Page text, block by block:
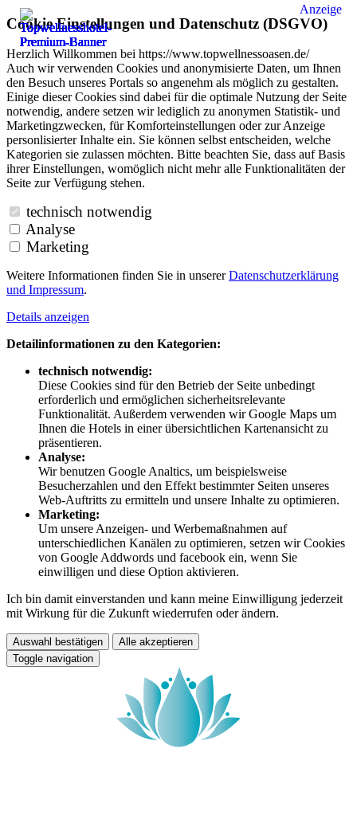
Cookie Einstellungen und Datenschutz (DSGVO)
Herzlich Willkommen bei https://www.topwellnessoasen.de/
Auch wir verwenden Cookies und anonymisierte Daten, um Ihnen
den Besuch unseres Portals so angenehm als möglich zu gestalten.
Einige dieser Cookies sind dabei für die optimale Nutzung der Seite
notwendig, andere setzen wir lediglich zu anonymen Statistik- und
Marketingzwecken, für Komforteinstellungen oder zur Anzeige
personlisierter Inhalte ein. Sie können selbst entscheiden, welche
Kategorien sie zulassen möchten. Bitte beachten Sie, dass auf Basis
ihrer Einstellungen, womöglich nicht mehr alle Funktionalitäten der
Seite zur Verfügung stehen.
technisch notwendig
Analyse
Marketing
Weitere Informationen finden Sie in unsererDatenschutzerklärung
und Impressum.
Details anzeigen
Detailinformationen zu den Kategorien:
technisch notwendig:
Diese Cookies sind für den Betrieb der Seite unbedingt
erforderlich und ermöglichen sicherheitsrelevante
Funktionalität. Außerdem verwenden wir Google Maps um
Ihnen die Hotels in einer übersichtlichen Kartenansicht zu
präsentieren.
Analyse:
Wir benutzen Google Analtics, um beispielsweise
Besucherzahlen und den Effekt bestimmter Seiten unseres
Web-Auftritts zu ermitteln und unsere Inhalte zu optimieren.
Marketing:
Um unsere Anzeigen- und Werbemaßnahmen auf
unterschiedlichen Kanälen zu optimieren, setzen wir Cookies
von Google Addwords und facebook ein, wenn Sie
einwilligen und diese Option aktivieren.
Ich bin damit einverstanden und kann meine Einwilligung jederzeit
mit Wirkung für die Zukunft wiederrufen oder ändern.
Auswahl bestätigen
Alle akzeptieren
Toggle navigation
Anzeige